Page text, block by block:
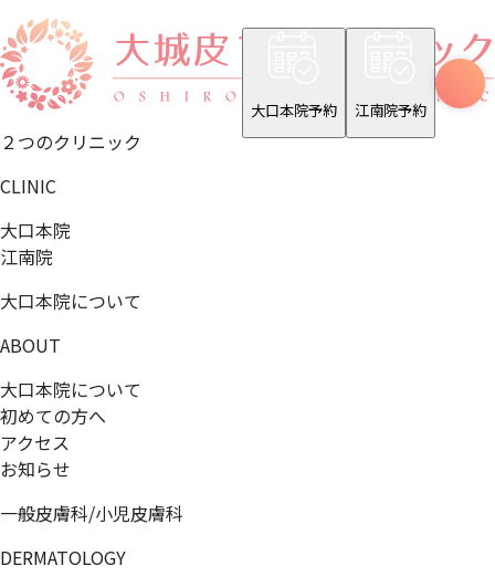
大口本院予約 江南院予約
２つのクリニック
CLINIC
大口本院
江南院
大口本院について
ABOUT
大口本院について
初めての方へ
アクセス
お知らせ
一般皮膚科/小児皮膚科
DERMATOLOGY